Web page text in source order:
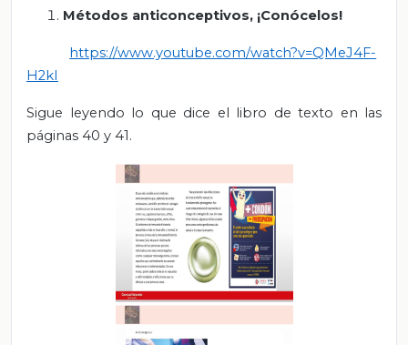
Métodos anticonceptivos, ¡Conócelos!
https://www.youtube.com/watch?v=QMeJ4F-
H2kI
Sigue leyendo lo que dice el libro de texto en las
páginas 40 y 41.